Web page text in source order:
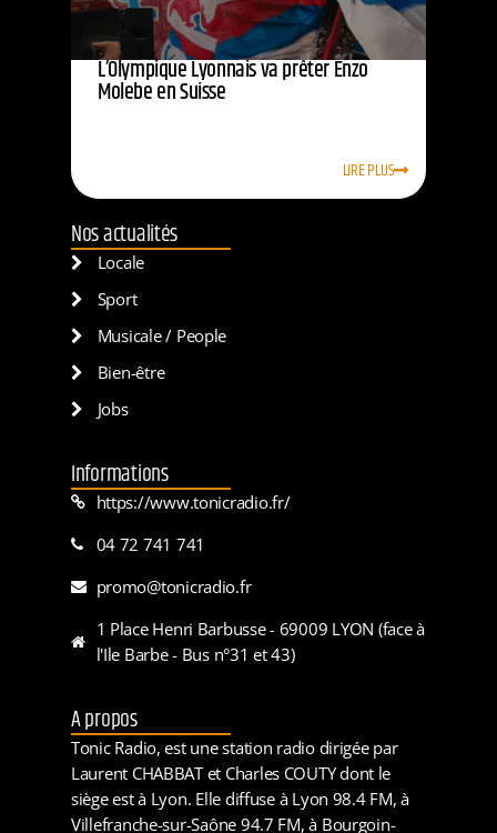
L’Olympique Lyonnais va prêter Enzo
Molebe en Suisse
LIRE PLUS
Nos actualités
Locale
Sport
Musicale / People
Bien-être
Jobs
Informations
https://www.tonicradio.fr/
04 72 741 741
promo@tonicradio.fr
1 Place Henri Barbusse - 69009 LYON (face à
l'Ile Barbe - Bus n°31 et 43)
A propos
Tonic Radio, est une station radio dirigée par
Laurent CHABBAT et Charles COUTY dont le
siège est à Lyon. Elle diffuse à Lyon 98.4 FM, à
Villefranche-sur-Saône 94.7 FM, à Bourgoin-